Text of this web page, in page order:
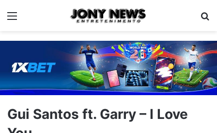
Menu
Gui Santos ft. Garry – I Love